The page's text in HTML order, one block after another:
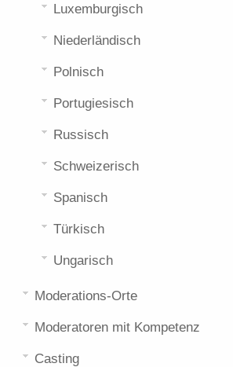
Luxemburgisch
Niederländisch
Polnisch
Portugiesisch
Russisch
Schweizerisch
Spanisch
Türkisch
Ungarisch
Moderations-Orte
Moderatoren mit Kompetenz
Casting